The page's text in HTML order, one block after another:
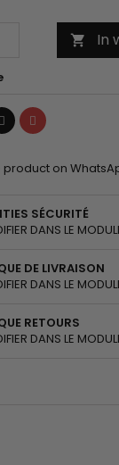
 In
Tweet Pinterest
product on
SÉCURITÉ
DANS LE
DE LIVRAISON
DANS LE
RETOURS
DANS LE